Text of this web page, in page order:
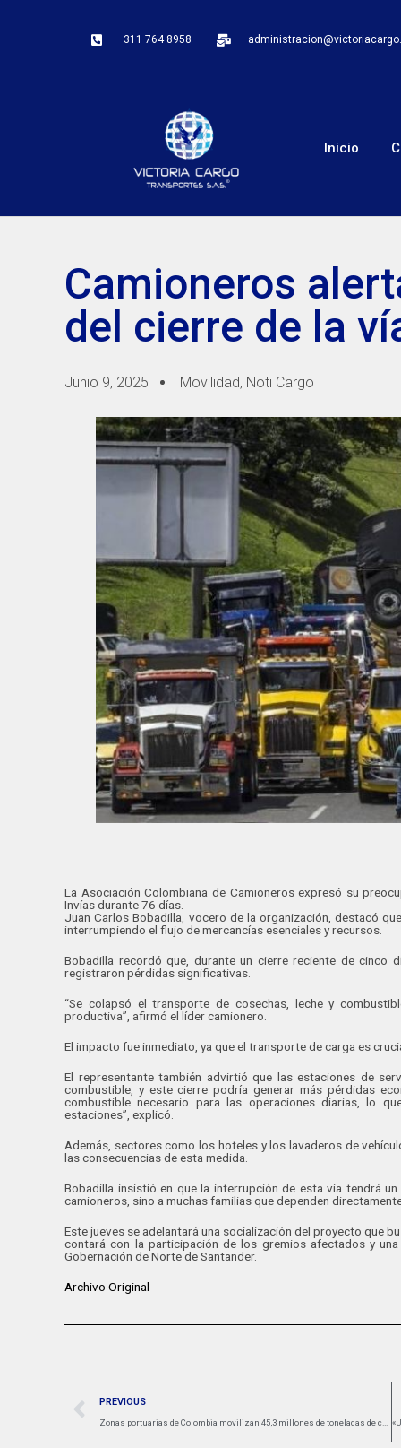
311 764 8958
Inicio
Camioneros
del cierre de la
Junio 9, 2025 Movilidad, Noti Cargo
La Asociación Colombiana de Camioneros expresó su
Invías durante 76 días.
Juan Carlos Bobadilla, vocero de la organización, destacó
interrumpiendo el flujo de mercancías esenciales y recursos.
Bobadilla recordó que, durante un cierre reciente de
registraron pérdidas significativas.
“Se colapsó el transporte de cosechas, leche y
productiva”, afirmó el líder camionero.
El impacto fue inmediato, ya que el transporte de carga es
El representante también advirtió que las estaciones de
combustible, y este cierre podría generar más pérdidas
combustible necesario para las operaciones diarias, lo
estaciones”, explicó.
Además, sectores como los hoteles y los lavaderos de
las consecuencias de esta medida.
Bobadilla insistió en que la interrupción de esta vía tendrá
camioneros, sino a muchas familias que dependen
Este jueves se adelantará una socialización del proyecto que
contará con la participación de los gremios afectados y
Gobernación de Norte de Santander.
Archivo Original
PREVIOUS